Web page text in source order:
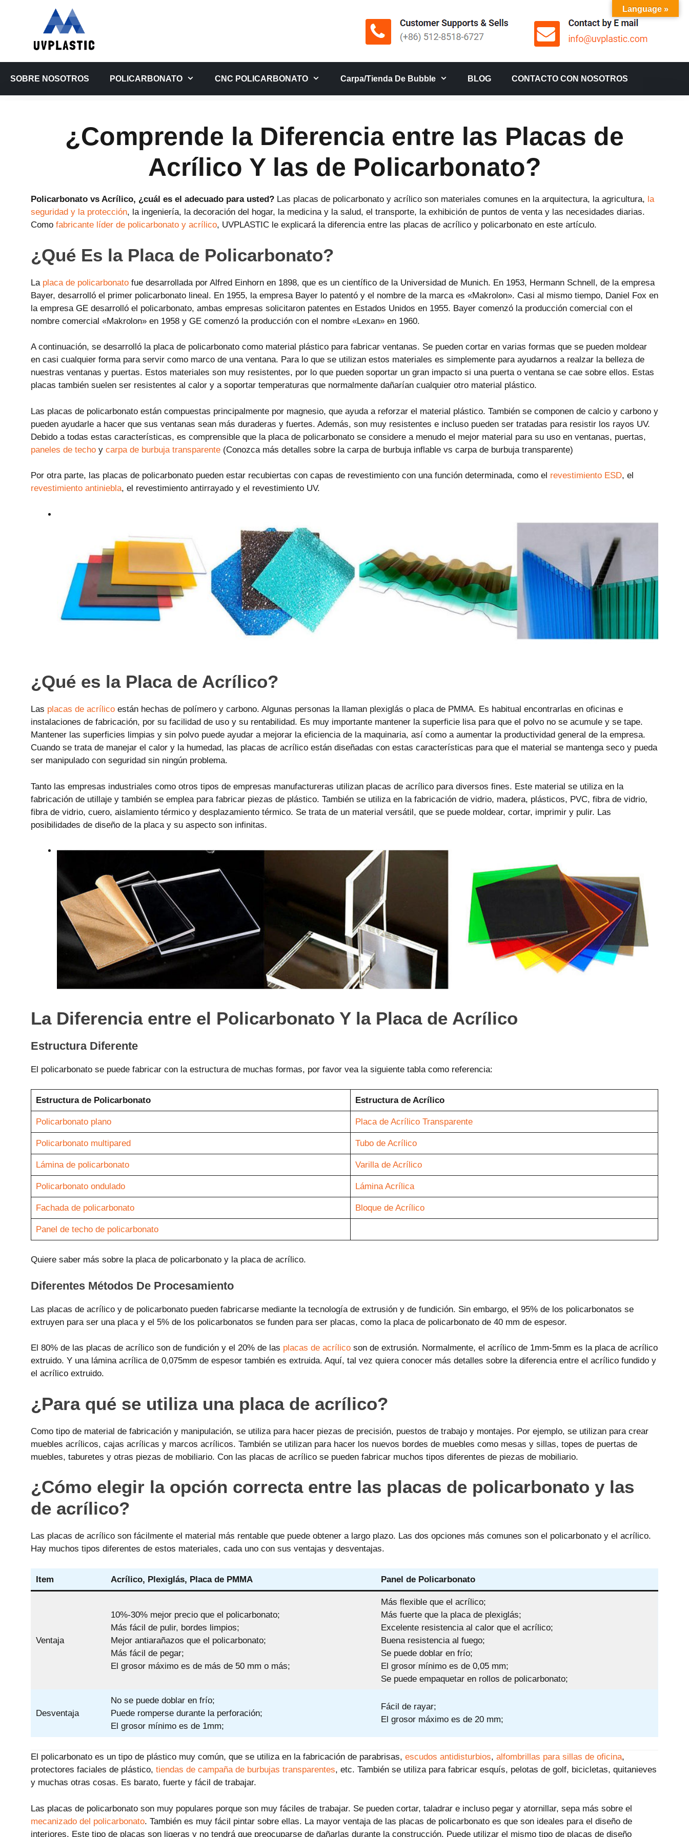
SOBRE NOSOTROS POLICARBONATO CNC POLICARBONATO Carpa/tienda De Bubble BLOG CONTACTO CON NOSOTROS
¿Comprende la Diferencia entre las Placas de
Acrílico Y las de Policarbonato?
Policarbonato vs Acrílico, ¿cuál es el adecuado para usted? Las placas de policarbonato y acrílico son materiales comunes en la arquitectura, la agricultura, la
seguridad y la protección, la ingeniería, la decoración del hogar, la medicina y la salud, el transporte, la exhibición de puntos de venta y las necesidades diarias.
Como fabricante líder de policarbonato y acrílico, UVPLASTIC le explicará la diferencia entre las placas de acrílico y policarbonato en este artículo.
¿Qué Es la Placa de Policarbonato?
La placa de policarbonato fue desarrollada por Alfred Einhorn en 1898, que es un científico de la Universidad de Munich. En 1953, Hermann Schnell, de la empresa
Bayer, desarrolló el primer policarbonato lineal. En 1955, la empresa Bayer lo patentó y el nombre de la marca es «Makrolon». Casi al mismo tiempo, Daniel Fox en
la empresa GE desarrolló el policarbonato, ambas empresas solicitaron patentes en Estados Unidos en 1955. Bayer comenzó la producción comercial con el
nombre comercial «Makrolon» en 1958 y GE comenzó la producción con el nombre «Lexan» en 1960.
A continuación, se desarrolló la placa de policarbonato como material plástico para fabricar ventanas. Se pueden cortar en varias formas que se pueden moldear
en casi cualquier forma para servir como marco de una ventana. Para lo que se utilizan estos materiales es simplemente para ayudarnos a realzar la belleza de
nuestras ventanas y puertas. Estos materiales son muy resistentes, por lo que pueden soportar un gran impacto si una puerta o ventana se cae sobre ellos. Estas
placas también suelen ser resistentes al calor y a soportar temperaturas que normalmente dañarían cualquier otro material plástico.
Las placas de policarbonato están compuestas principalmente por magnesio, que ayuda a reforzar el material plástico. También se componen de calcio y carbono y
pueden ayudarle a hacer que sus ventanas sean más duraderas y fuertes. Además, son muy resistentes e incluso pueden ser tratadas para resistir los rayos UV.
Debido a todas estas características, es comprensible que la placa de policarbonato se considere a menudo el mejor material para su uso en ventanas, puertas,
paneles de techo y carpa de burbuja transparente (Conozca más detalles sobre la carpa de burbuja inflable vs carpa de burbuja transparente)
Por otra parte, las placas de policarbonato pueden estar recubiertas con capas de revestimiento con una función determinada, como el revestimiento ESD, el
revestimiento antiniebla, el revestimiento antirrayado y el revestimiento UV.
¿Qué es la Placa de Acrílico?
Las placas de acrílico están hechas de polímero y carbono. Algunas personas la llaman plexiglás o placa de PMMA. Es habitual encontrarlas en oficinas e
instalaciones de fabricación, por su facilidad de uso y su rentabilidad. Es muy importante mantener la superficie lisa para que el polvo no se acumule y se tape.
Mantener las superficies limpias y sin polvo puede ayudar a mejorar la eficiencia de la maquinaria, así como a aumentar la productividad general de la empresa.
Cuando se trata de manejar el calor y la humedad, las placas de acrílico están diseñadas con estas características para que el material se mantenga seco y pueda
ser manipulado con seguridad sin ningún problema.
Tanto las empresas industriales como otros tipos de empresas manufactureras utilizan placas de acrílico para diversos fines. Este material se utiliza en la
fabricación de utillaje y también se emplea para fabricar piezas de plástico. También se utiliza en la fabricación de vidrio, madera, plásticos, PVC, fibra de vidrio,
fibra de vidrio, cuero, aislamiento térmico y desplazamiento térmico. Se trata de un material versátil, que se puede moldear, cortar, imprimir y pulir. Las
posibilidades de diseño de la placa y su aspecto son infinitas.
La Diferencia entre el Policarbonato Y la Placa de Acrílico
Estructura Diferente
El policarbonato se puede fabricar con la estructura de muchas formas, por favor vea la siguiente tabla como referencia:
Estructura de Policarbonato Estructura de Acrílico
Policarbonato plano Placa de Acrílico Transparente
Policarbonato multipared Tubo de Acrílico
Lámina de policarbonato Varilla de Acrílico
Policarbonato ondulado Lámina Acrílica
Fachada de policarbonato Bloque de Acrílico
Panel de techo de policarbonato
Quiere saber más sobre la placa de policarbonato y la placa de acrílico.
Diferentes Métodos De Procesamiento
Las placas de acrílico y de policarbonato pueden fabricarse mediante la tecnología de extrusión y de fundición. Sin embargo, el 95% de los policarbonatos se
extruyen para ser una placa y el 5% de los policarbonatos se funden para ser placas, como la placa de policarbonato de 40 mm de espesor.
El 80% de las placas de acrílico son de fundición y el 20% de las placas de acrílico son de extrusión. Normalmente, el acrílico de 1mm-5mm es la placa de acrílico
extruido. Y una lámina acrílica de 0,075mm de espesor también es extruida. Aquí, tal vez quiera conocer más detalles sobre la diferencia entre el acrílico fundido y
el acrílico extruido.
¿Para qué se utiliza una placa de acrílico?
Como tipo de material de fabricación y manipulación, se utiliza para hacer piezas de precisión, puestos de trabajo y montajes. Por ejemplo, se utilizan para crear
muebles acrílicos, cajas acrílicas y marcos acrílicos. También se utilizan para hacer los nuevos bordes de muebles como mesas y sillas, topes de puertas de
muebles, taburetes y otras piezas de mobiliario. Con las placas de acrílico se pueden fabricar muchos tipos diferentes de piezas de mobiliario.
¿Cómo elegir la opción correcta entre las placas de policarbonato y las
de acrílico?
Las placas de acrílico son fácilmente el material más rentable que puede obtener a largo plazo. Las dos opciones más comunes son el policarbonato y el acrílico.
Hay muchos tipos diferentes de estos materiales, cada uno con sus ventajas y desventajas.
Item Acrílico, Plexiglás, Placa de PMMA Panel de Policarbonato
Ventaja
10%-30% mejor precio que el policarbonato;
Más fácil de pulir, bordes limpios;
Mejor antiarañazos que el policarbonato;
Más fácil de pegar;
El grosor máximo es de más de 50 mm o más;
Más flexible que el acrílico;
Más fuerte que la placa de plexiglás;
Excelente resistencia al calor que el acrílico;
Buena resistencia al fuego;
Se puede doblar en frío;
El grosor mínimo es de 0,05 mm;
Se puede empaquetar en rollos de policarbonato;
Desventaja
No se puede doblar en frío;
Puede romperse durante la perforación;
El grosor mínimo es de 1mm;
Fácil de rayar;
El grosor máximo es de 20 mm;
El policarbonato es un tipo de plástico muy común, que se utiliza en la fabricación de parabrisas, escudos antidisturbios, alfombrillas para sillas de oficina,
protectores faciales de plástico, tiendas de campaña de burbujas transparentes, etc. También se utiliza para fabricar esquís, pelotas de golf, bicicletas, quitanieves
y muchas otras cosas. Es barato, fuerte y fácil de trabajar.
Las placas de policarbonato son muy populares porque son muy fáciles de trabajar. Se pueden cortar, taladrar e incluso pegar y atornillar, sepa más sobre el
mecanizado del policarbonato. También es muy fácil pintar sobre ellas. La mayor ventaja de las placas de policarbonato es que son ideales para el diseño de
interiores. Este tipo de placas son ligeras y no tendrá que preocuparse de dañarlas durante la construcción. Puede utilizar el mismo tipo de placas de diseño
Language »